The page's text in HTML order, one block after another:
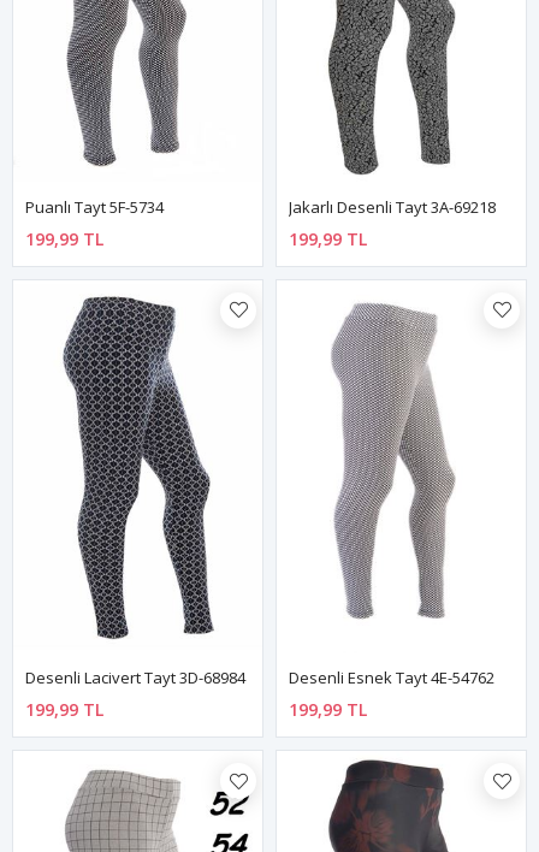
Puanlı Tayt 5F-5734
199,99 TL
Jakarlı Desenli Tayt 3A-69218
199,99 TL
Desenli Lacivert Tayt 3D-68984
199,99 TL
Desenli Esnek Tayt 4E-54762
199,99 TL